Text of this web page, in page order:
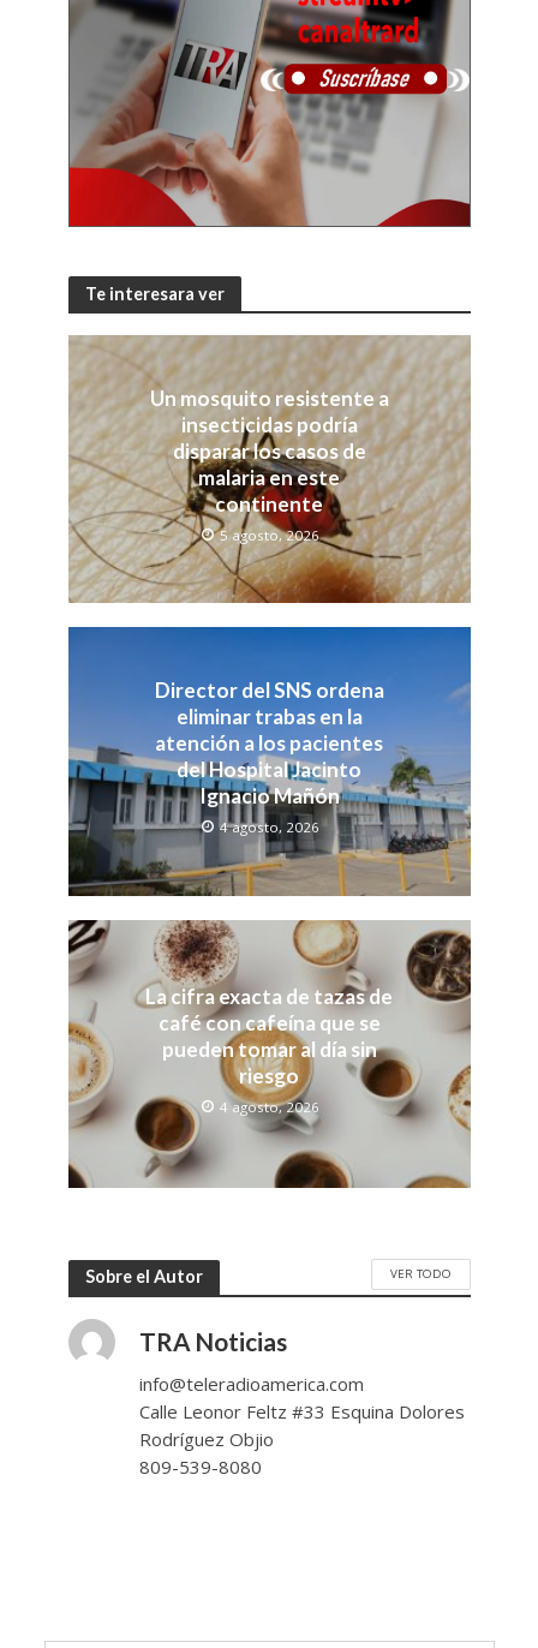
Te interesara ver
Un mosquito resistente a
insecticidas podría
disparar los casos de
malaria en este
continente
5 agosto, 2026
Director del SNS ordena
eliminar trabas en la
atención a los pacientes
del Hospital Jacinto
Ignacio Mañón
4 agosto, 2026
La cifra exacta de tazas de
café con cafeína que se
pueden tomar al día sin
riesgo
4 agosto, 2026
Sobre el Autor VER TODO
TRA Noticias
info@teleradioamerica.com
Calle Leonor Feltz #33 Esquina Dolores
Rodríguez Objio
809-539-8080